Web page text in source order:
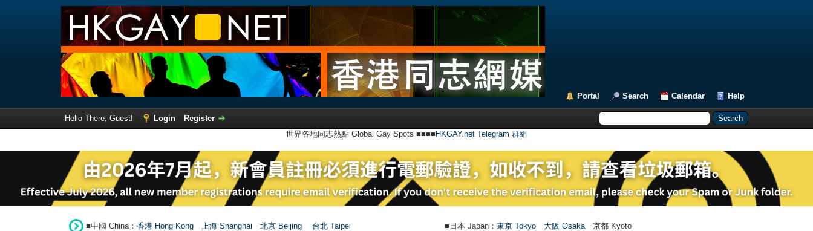
Portal Search Calendar Help
Hello There, Guest! Login
Register
世界各地同志熱點 Global Gay Spots ■■■■ HKGAY.net Telegram 群組
■中國 China： 香港 Hong Kong 上海 Shanghai 北京 Beijing 台北 Taipei ■日本 Japan： 東京 Tokyo 大阪 Osaka 京都 Kyoto